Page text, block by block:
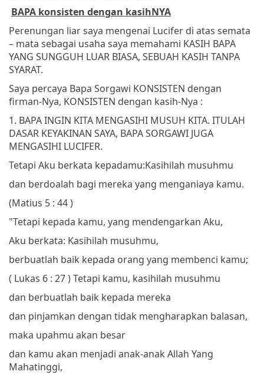
BAPA konsisten dengan kasihNYA
Perenungan liar saya mengenai Lucifer di atas semata
– mata sebagai usaha saya memahami KASIH BAPA
YANG SUNGGUH LUAR BIASA, SEBUAH KASIH TANPA
SYARAT.
Saya percaya Bapa Sorgawi KONSISTEN dengan
firman-Nya, KONSISTEN dengan kasih-Nya :
1. BAPA INGIN KITA MENGASIHI MUSUH KITA. ITULAH
DASAR KEYAKINAN SAYA, BAPA SORGAWI JUGA
MENGASIHI LUCIFER.
Tetapi Aku berkata kepadamu:Kasihilah musuhmu
dan berdoalah bagi mereka yang menganiaya kamu.
(Matius 5 : 44 )
"Tetapi kepada kamu, yang mendengarkan Aku,
Aku berkata: Kasihilah musuhmu,
berbuatlah baik kepada orang yang membenci kamu;
( Lukas 6 : 27 )Tetapi kamu, kasihilah musuhmu
dan berbuatlah baik kepada mereka
dan pinjamkan dengan tidak mengharapkan balasan,
maka upahmu akan besar
dan kamu akan menjadi anak-anak Allah Yang
Mahatinggi,